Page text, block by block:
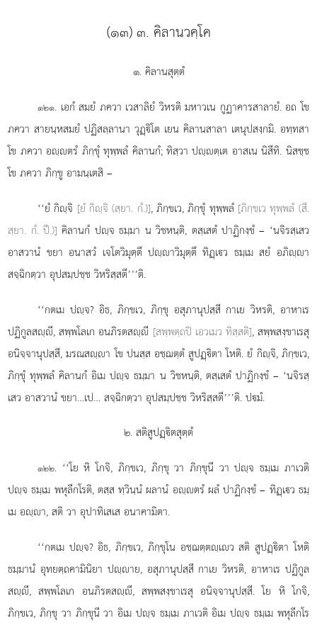
(๑๓) ๓. คิลานวคฺโค
๑. คิลานสุตฺตํ
๑๒๑. เอกํสมยํ ภควา เวสาลิยํ วิหรติ มหาวเน กูฏาคารสาลายํ. อถ โข
ภควา สายนฺหสมยํ ปฏิสลฺลานา วุฏฺิโต เยน คิลานสาลา เตนุปสงฺกมิ. อทฺทสา
โข ภควา อฺตรํ ภิกฺขุํ ทุพฺพลํ คิลานกํ; ทิสฺวา ปฺตฺเต อาสเน นิสีทิ. นิสชฺช
โข ภควา ภิกฺขู อามนฺเตสิ –
‘‘ยํกิฺจิ [ยํ กิฺจิ (สฺยา. กํ.)], ภิกฺขเว, ภิกฺขุํ ทุพฺพลํ [ภิกฺขเว ทุพฺพลํ (สี.
สฺยา. กํ. ปี.)] คิลานกํ ปฺจ ธมฺมา น วิชหนฺติ, ตสฺเสตํ ปาฏิกงฺขํ – ‘นจิรสฺเสว
อาสวานํ ขยา อนาสวํ เจโตวิมุตฺตึ ปฺาวิมุตฺตึ ทิฏฺเว ธมฺเม สยํ อภิฺา
สจฺฉิกตฺวา อุปสมฺปชฺช วิหริสฺสตี’’’ติ.
‘‘กตเม ปฺจ? อิธ, ภิกฺขเว, ภิกฺขุ อสุภานุปสฺสี กาเย วิหรติ, อาหาเร
ปฏิกูลสฺี, สพฺพโลเก อนภิรตสฺี [สพฺพตฺถปิ เอวเมว ทิสฺสติ], สพฺพสงฺขาเรสุ
อนิจฺจานุปสฺสี, มรณสฺา โข ปนสฺส อชฺฌตฺตํ สูปฏฺิตา โหติ. ยํ กิฺจิ, ภิกฺขเว,
ภิกฺขุํ ทุพฺพลํ คิลานกํ อิเม ปฺจ ธมฺมา น วิชหนฺติ, ตสฺเสตํ ปาฏิกงฺขํ – ‘นจิรสฺ
เสว อาสวานํ ขยา…เป… สจฺฉิกตฺวา อุปสมฺปชฺช วิหริสฺสตี’’’ติ. ปมํ.
๒. สติสูปฏฺิตสุตฺตํ
๑๒๒. ‘‘โย หิ โกจิ, ภิกฺขเว, ภิกฺขุ วา ภิกฺขุนี วา ปฺจ ธมฺเม ภาเวติ
ปฺจ ธมฺเม พหุลีกโรติ, ตสฺส ทฺวินฺนํ ผลานํ อฺตรํ ผลํ ปาฏิกงฺขํ – ทิฏฺเว ธมฺ
เม อฺา, สติ วา อุปาทิเสเส อนาคามิตา.
‘‘กตเม ปฺจ? อิธ, ภิกฺขเว, ภิกฺขุโน อชฺฌตฺตฺเว สติ สูปฏฺิตา โหติ
ธมฺมานํ อุทยตฺถคามินิยา ปฺาย, อสุภานุปสฺสี กาเย วิหรติ, อาหาเร ปฏิกูล
สฺี, สพฺพโลเก อนภิรตสฺี, สพฺพสงฺขาเรสุ อนิจฺจานุปสฺสี. โย หิ โกจิ,
ภิกฺขเว, ภิกฺขุ วา ภิกฺขุนี วา อิเม ปฺจ ธมฺเม ภาเวติ อิเม ปฺจ ธมฺเม พหุลีกโร